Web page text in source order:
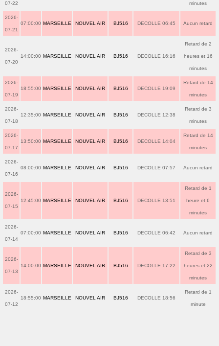
07-22 minutes
2026-
07-21
07:00:00 MARSEILLE NOUVEL AIR BJ516 DECOLLE 06:45 Aucun retard
2026-
07-20
14:00:00 MARSEILLE NOUVEL AIR BJ516 DECOLLE 16:16
Retard de 2
heures et 16
minutes
2026-
07-19
18:55:00 MARSEILLE NOUVEL AIR BJ516 DECOLLE 19:09
Retard de 14
minutes
2026-
07-18
12:35:00 MARSEILLE NOUVEL AIR BJ516 DECOLLE 12:38
Retard de 3
minutes
2026-
07-17
13:50:00 MARSEILLE NOUVEL AIR BJ516 DECOLLE 14:04
Retard de 14
minutes
2026-
07-16
08:00:00 MARSEILLE NOUVEL AIR BJ516 DECOLLE 07:57 Aucun retard
2026-
07-15
12:45:00 MARSEILLE NOUVEL AIR BJ516 DECOLLE 13:51
Retard de 1
heure et 6
minutes
2026-
07-14
07:00:00 MARSEILLE NOUVEL AIR BJ516 DECOLLE 06:42 Aucun retard
2026-
07-13
14:00:00 MARSEILLE NOUVEL AIR BJ516 DECOLLE 17:22
Retard de 3
heures et 22
minutes
2026-
07-12
18:55:00 MARSEILLE NOUVEL AIR BJ516 DECOLLE 18:56
Retard de 1
minute